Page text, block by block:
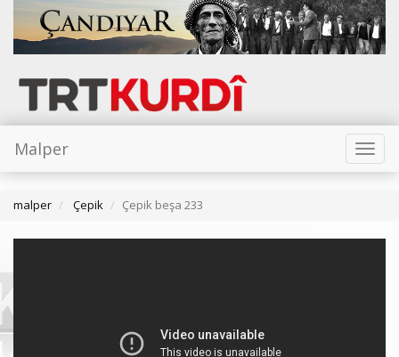
Toggle
Malper
malper Çepik Çepik beşa 233